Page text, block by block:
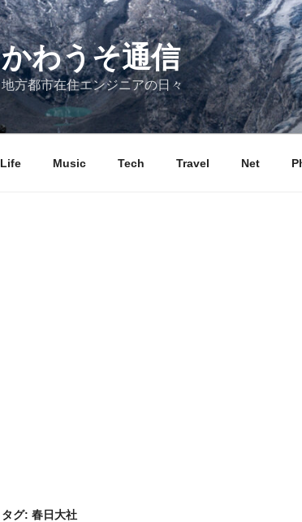
かわうそ通信
地方都市在住エンジニアの日々
Life Music Tech Travel Net
タグ: 春日大社